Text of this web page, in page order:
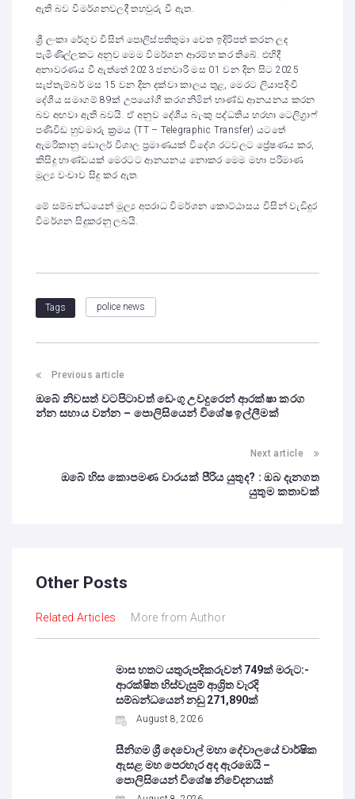
ඇති බව විමර්ශනවලදී තහවුරු වී ඇත.
ශ්‍රී ලංකා රේගුව විසින් පොලිස්පතිතුමා වෙත ඉදිරිපත් කරන ලද
පැමිණිල්ලකට අනුව මෙම විමර්ශන ආරම්භ කර තිබේ. එහිදී
අනාවරණය වී ඇත්තේ 2023 ජනවාරි මස 01 වන දින සිට 2025
සැප්තැම්බර් මස 15 වන දින දක්වා කාලය තුළ, මෙරට ලියාපදිංචි
දේශීය සමාගම් 89ක් උපයෝගී කරගනිමින් භාණ්ඩ ආනයනය කරන
බව අඟවා ඇති බවයි. ඒ අනුව දේශීය බැංකු පද්ධතිය හරහා ටෙලිග්‍රාෆ්
පණිවිඩ හුවමාරු ක්‍රමය (TT – Telegraphic Transfer) යටතේ
ඇමරිකානු ඩොලර් විශාල ප්‍රමාණයක් විදේශ රටවලට ප්‍රේෂණය කර,
කිසිදු භාණ්ඩයක් මෙරටට ආනයනය නොකර මෙම මහා පරිමාණ
මූල්‍ය වංචාව සිදු කර ඇත.
මේ සම්බන්ධයෙන් මූල්‍ය අපරාධ විමර්ශන කොට්ඨාසය විසින් වැඩිදුර
විමර්ශන සිදුකරනු ලබයි.
Tags police news
Previous article
ඔබේ නිවසත් වටපිටාවත් ඩෙංගු උවදුරෙන් ආරක්ෂා කරග
න්න සහාය වන්න – පොලිසියෙන් විශේෂ ඉල්ලීමක්
Next article
ඔබේ හිස කොපමණ වාරයක් පීරිය යුතුද? : ඔබ දැනගත
යුතුම කතාවක්
Other Posts
Related Articles More from Author
මාස හතට යතුරුපදිකරුවන් 749ක් මරුට:-
ආරක්ෂිත හිස්වැසුම් ආශ්‍රිත වැරදි
සම්බන්ධයෙන් නඩු 271,890ක්
August 8, 2026
සීනිගම ශ්‍රී දෙවොල් මහා දේවාලයේ වාර්ෂික
ඇසළ මහ පෙරහැර අද ඇරඹෙයි –
පොලිසියෙන් විශේෂ නිවේදනයක්